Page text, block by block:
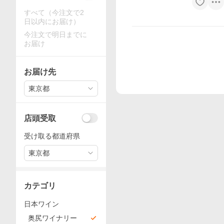
すべて（今注文で2
日以内にお届け）
今注文で明日までに
お届け
お届け先
東京都
店頭受取
受け取る都道府県
東京都
カテゴリ
日本ワイン
奥尻ワイナリー